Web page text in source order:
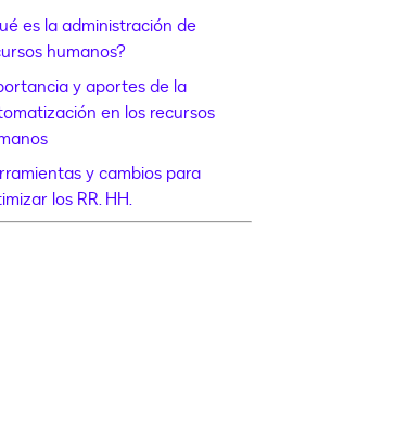
es la administración de
humanos?
y aportes de la
en los recursos
y cambios para
los RR. HH.